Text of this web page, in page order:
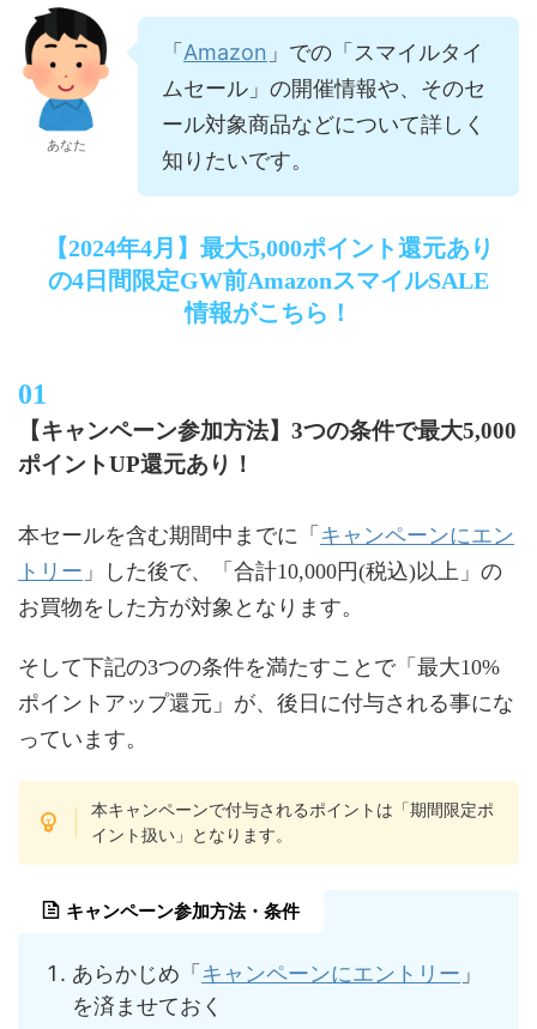
あなた
「 Amazon 」での「スマイルタイ
ムセール」の開催情報や、そのセ
ール対象商品などについて詳しく
知りたいです。
【2024年4月】最大5,000ポイント還元あり
の4日間限定GW前AmazonスマイルSALE
情報がこちら！
【キャンペーン参加方法】3つの条件で最大5,000
ポイントUP還元あり！
本セールを含む期間中までに「 キャンペーンにエン
トリー 」した後で、「合計10,000円(税込)以上」の
お買物をした方が対象となります。
そして下記の3つの条件を満たすことで「最大10%
ポイントアップ還元」が、後日に付与される事にな
っています。
本キャンペーンで付与されるポイントは「期間限定ポ
イント扱い」となります。
キャンペーン参加方法・条件
あらかじめ「キャンペーンにエントリー 」
を済ませておく